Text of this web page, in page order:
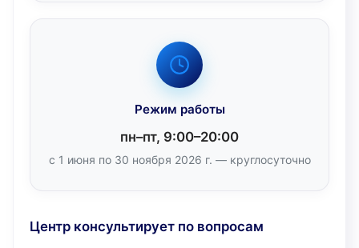
Режим работы
пн–пт, 9:00–20:00
с 1 июня по 30 ноября 2026 г. — круглосуточно
Центр консультирует по вопросам